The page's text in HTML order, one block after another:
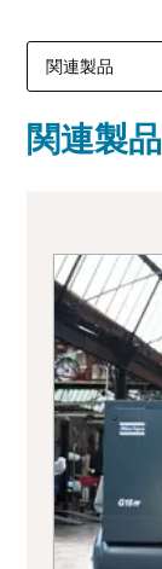
関連製品